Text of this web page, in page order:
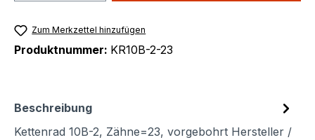
Zum Merkzettel hinzufügen
Produktnummer: KR10B-2-23
Beschreibung
Kettenrad 10B-2, Zähne=23, vorgebohrt Hersteller /